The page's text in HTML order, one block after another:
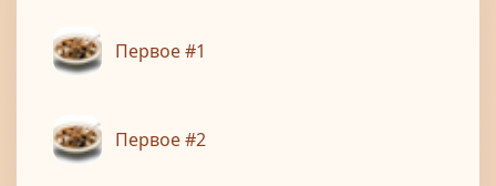
Первое #1
Первое #2